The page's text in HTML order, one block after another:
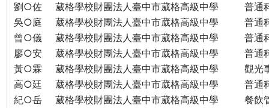
劉○佐
葳格學校財團法人臺中市葳格高級中學
普通
吳○庭
葳格學校財團法人臺中市葳格高級中學
普通
曾○儀
葳格學校財團法人臺中市葳格高級中學
普通
廖○安
葳格學校財團法人臺中市葳格高級中學
普通
黃○霖
葳格學校財團法人臺中市葳格高級中學
觀光
高○廷
葳格學校財團法人臺中市葳格高級中學
普通
紀○岳
葳格學校財團法人臺中市葳格高級中學
餐飲